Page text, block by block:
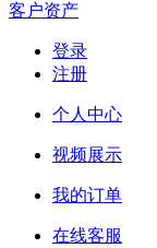
客户资产
登录
注册
个人中心
视频展示
我的订单
在线客服